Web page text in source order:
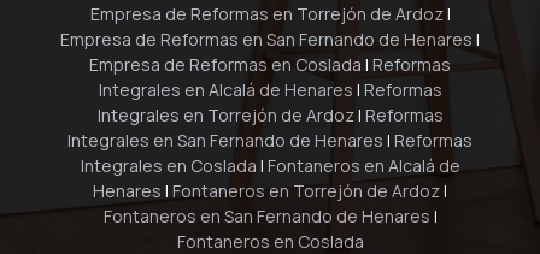
Empresa de Reformas en Torrejón de Ardoz|
Empresa de Reformas en San Fernando de Henares |
Empresa de Reformas en Coslada | Reformas
Integrales en Alcalá de Henares | Reformas
Integrales en Torrejón de Ardoz| Reformas
Integrales en San Fernando de Henares | Reformas
Integrales en Coslada | Fontaneros en Alcalá de
Henares | Fontaneros en Torrejón de Ardoz|
Fontaneros en San Fernando de Henares |
Fontaneros en Coslada